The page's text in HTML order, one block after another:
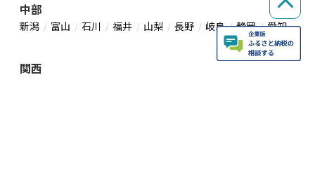
中部
新潟 富山 石川 福井 山梨 長野 岐阜 静岡 愛知
関西